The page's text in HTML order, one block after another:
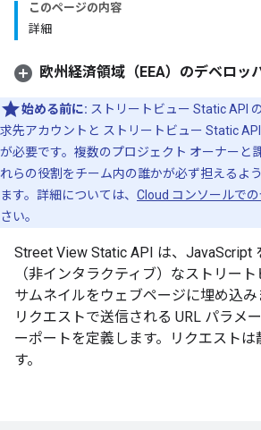
このページの内容
詳細
欧州経済領域（EEA）のデベロッ
始める前に: ストリートビュー Static API
求先アカウントと ストリートビュー Static
が必要です。複数のプロジェクト オーナーと
れらの役割をチーム内の誰かが必ず担えるよ
ます。詳細については、 Cloud コンソールで
さい。
Street View Static API は、JavaScript
（非インタラクティブ）なストリー
サムネイルをウェブページに埋め込み
リクエストで送信される URL パラメ
ーポートを定義します。リクエストは
す。